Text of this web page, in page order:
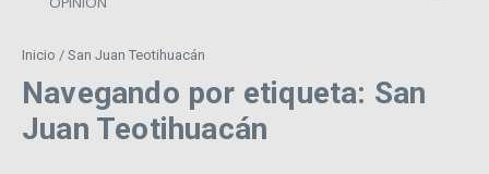
Inicio / San Juan Teotihuacán
Navegando por etiqueta: San
Juan Teotihuacán